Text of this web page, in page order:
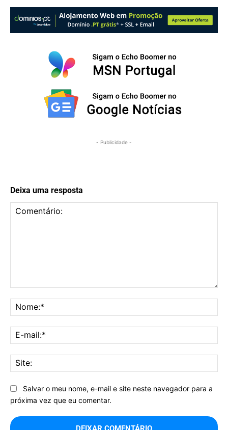
- Publicidade -
Deixa uma resposta
Salvar o meu nome, e-mail e site neste navegador para a
próxima vez que eu comentar.